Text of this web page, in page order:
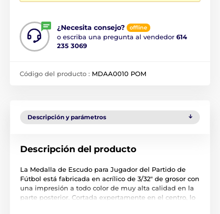
¿Necesita consejo? offline
o escriba una pregunta al vendedor 614
235 3069
Código del producto : MDAA0010 POM
Descripción y parámetros
Descripción del producto
La Medalla de Escudo para Jugador del Partido de
Fútbol está fabricada en acrílico de 3/32" de grosor con
una impresión a todo color de muy alta calidad en la
parte posterior. Cortada expertamente en el centro, lo